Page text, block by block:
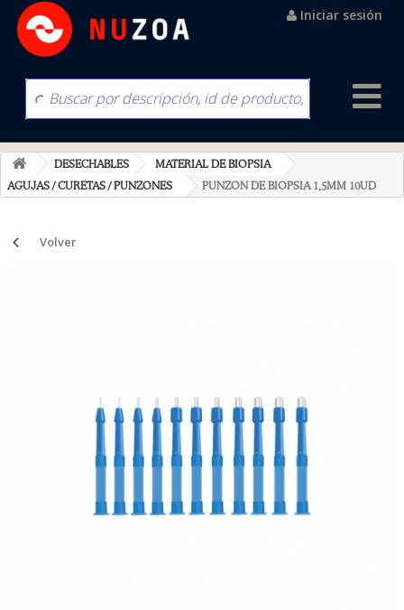
Iniciar sesión
DESECHABLES
MATERIAL DE BIOPSIA
AGUJAS / CURETAS / PUNZONES
PUNZON DE BIOPSIA 1,5MM 10UD
Volver